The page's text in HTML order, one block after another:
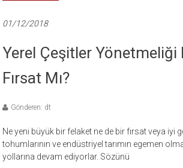
01/12/2018
Yerel Çeşitler Yönetmeliği
Fırsat Mı?
Gönderen: dt
Ne yeni büyük bir felaket ne de bir fırsat veya iyi
tohumlarının ve endüstriyel tarımın egemen
yollarına devam ediyorlar. Sözünü